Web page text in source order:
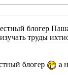
блогер
труды
блогер а